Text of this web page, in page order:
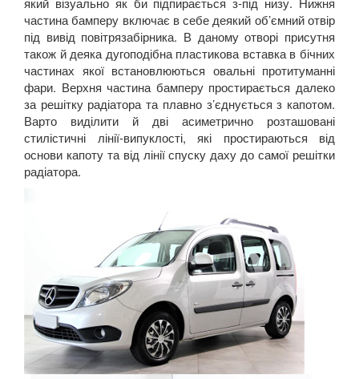
частина бамперу включає в себе деякий об’ємний отвір
під вивід повітрязабірника. В даному отворі присутня
також й деяка дугоподібна пластикова вставка в бічних
частинах якої встановлюються овальні протитуманні
фари. Верхня частина бамперу простирається далеко
за решітку радіатора та плавно з’єднується з капотом.
Варто виділити й дві асиметрично розташовані
стилістичні лінії-випуклості, які простираються від
основи капоту та від лінії спуску даху до самої решітки
радіатора.